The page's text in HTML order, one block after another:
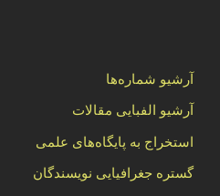
آرشیو شماره‌ها
آرشیو الفبایی مقالات
استخراج به پایگاه‌های علمی
گستره جغرافیایی نویسندگان